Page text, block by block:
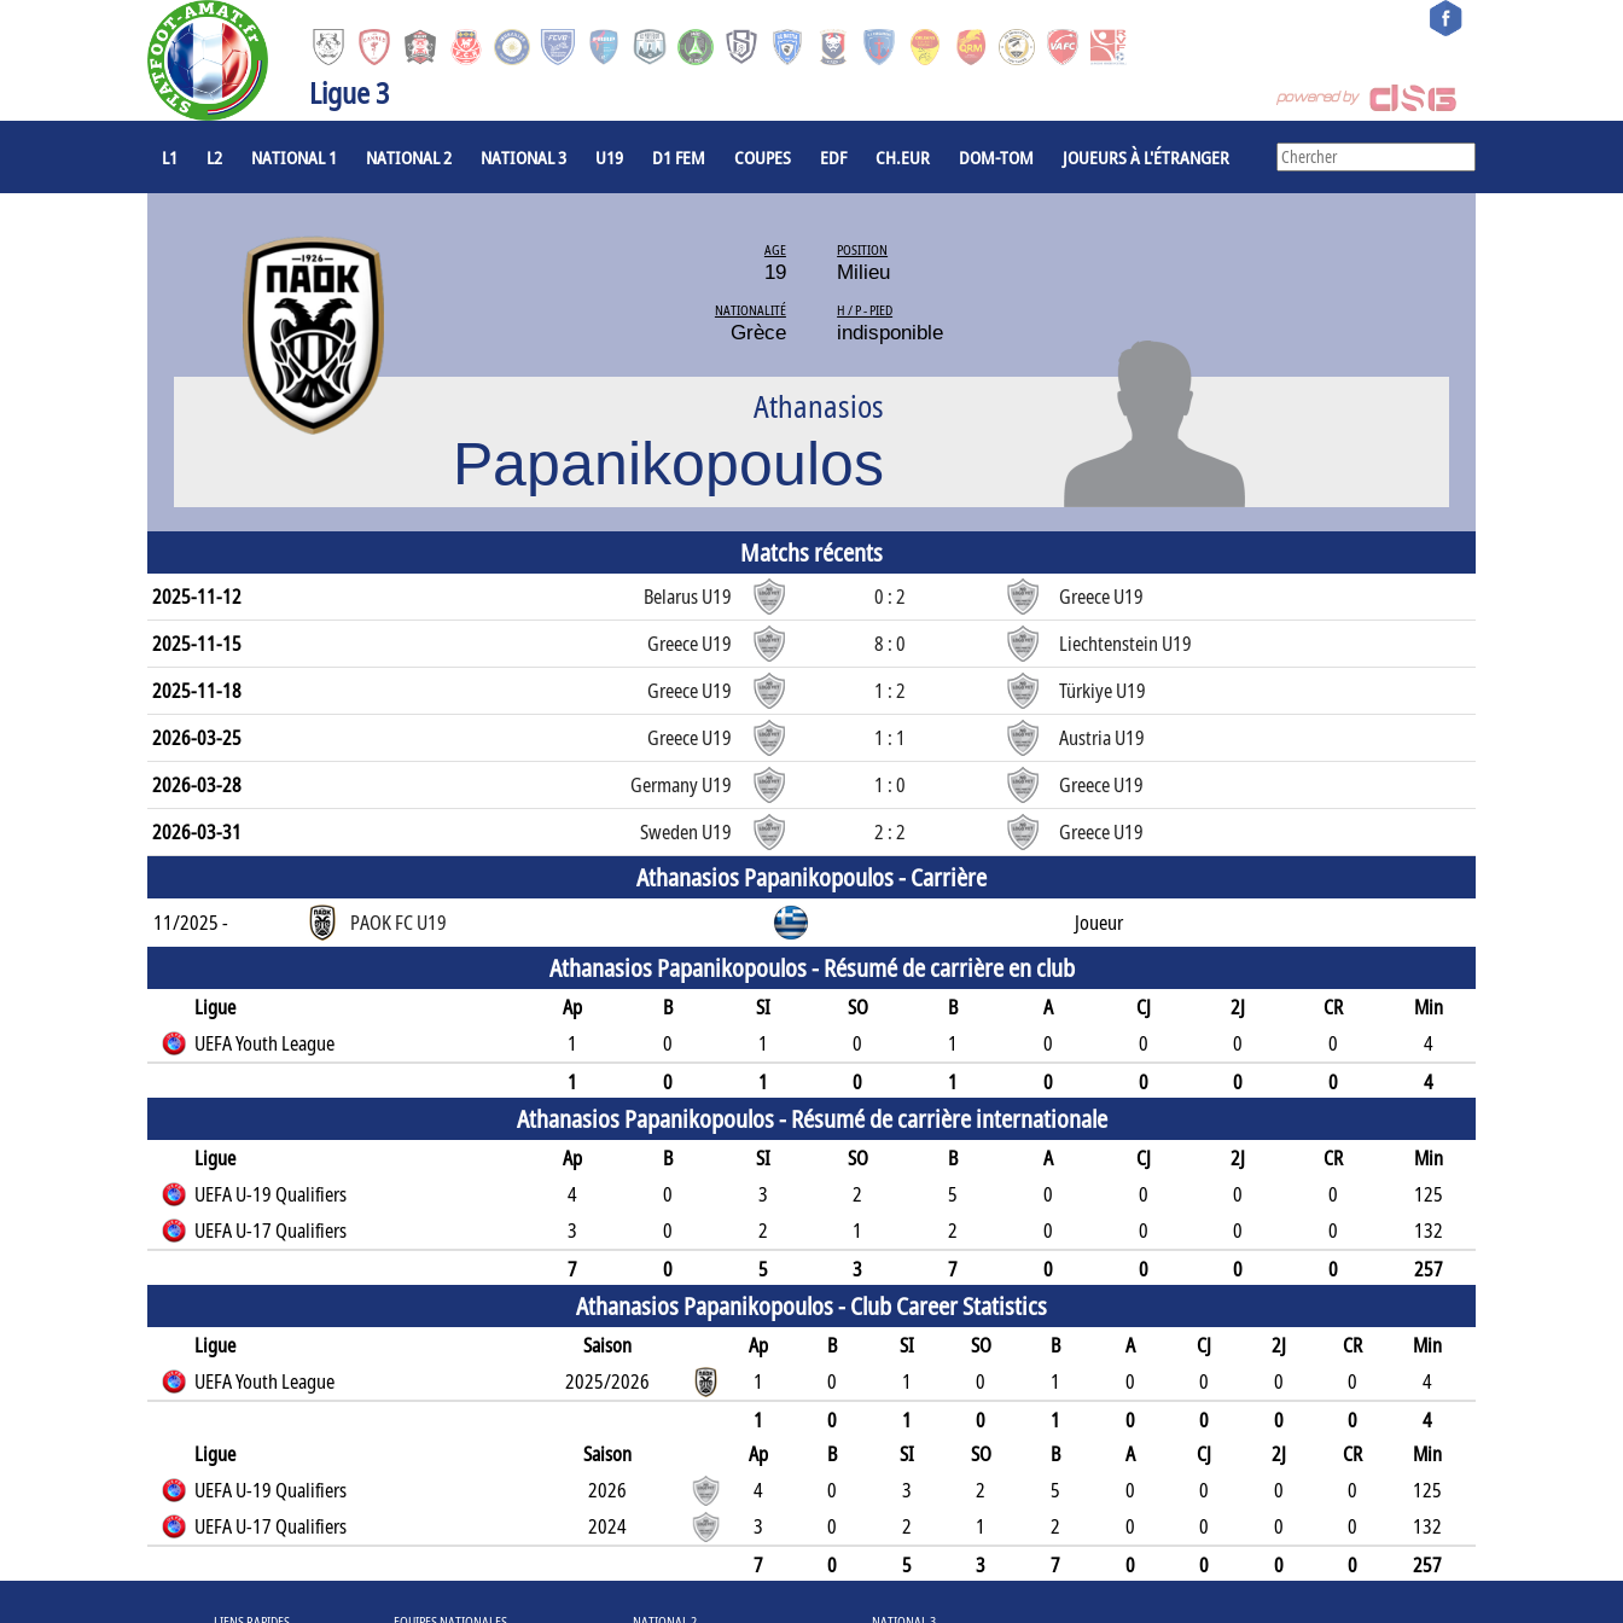
Ligue 3
L1 L2 NATIONAL 1 NATIONAL 2 NATIONAL 3 U19 D1 FEM COUPES EDF CH.EUR DOM-TOM JOUEURS À L'ÉTRANGER
AGE
19
NATIONALITÉ
Grèce
POSITION
Milieu
H / P - PIED
indisponible
Athanasios
Papanikopoulos
Matchs récents
2025-11-12 Belarus U19 0 : 2
Greece U19
2025-11-15
Greece U19 8 : 0
Liechtenstein U19
2025-11-18
Greece U19 1 : 2
Türkiye U19
2026-03-25
Greece U19 1 : 1
Austria U19
2026-03-28
Germany U19 1 : 0
Greece U19
2026-03-31
Sweden U19 2 : 2 Greece U19
Athanasios Papanikopoulos -Carrière
11/2025 - PAOK FC U19 Joueur
Athanasios Papanikopoulos -Résumé de carrière en club
Ligue Ap B SI SO B A CJ 2J CR
Min
UEFA Youth League
1 0 1 0 1 0 0 0 0
4
1
0 1 0 1 0 0 0 0 4
Athanasios Papanikopoulos -Résumé de carrière internationale
Ligue Ap B SI SO B A CJ 2J CR
Min
UEFA U-19 Qualifiers
4 0 3 2 5 0 0 0 0
125
UEFA U-17 Qualifiers
3 0 2 1 2 0 0 0 0
132
7
0 5 3 7 0 0 0 0 257
Athanasios Papanikopoulos -Club Career Statistics
Ligue Saison Ap B SI SO B A CJ 2J CR
Min
UEFA Youth League
2025/2026 1 0 1 0 1 0 0 0 0
4
1
0 1 0 1 0 0 0 0
4
Ligue
Saison Ap B SI SO B A CJ 2J CR
Min
UEFA U-19 Qualifiers
2026 4 0 3 2 5 0 0 0 0
125
UEFA U-17 Qualifiers
2024 3 0 2 1 2 0 0 0 0
132
7
0 5 3 7 0 0 0 0 257